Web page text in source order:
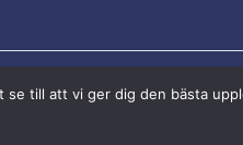
se till att vi ger dig den bästa